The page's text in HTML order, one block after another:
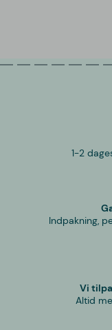
1-2
Indpakning,
Vi
Altid